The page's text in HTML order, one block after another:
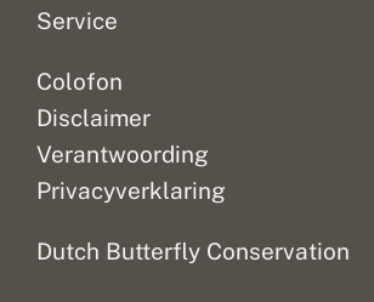
Service
Colofon
Disclaimer
Verantwoording
Privacyverklaring
Dutch Butterfly Conservation